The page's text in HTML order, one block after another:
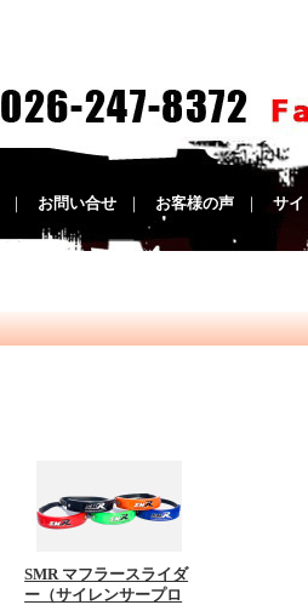
お問い合せ お客様の声 サイ
SMR マフラースライダ
ー（サイレンサープロ